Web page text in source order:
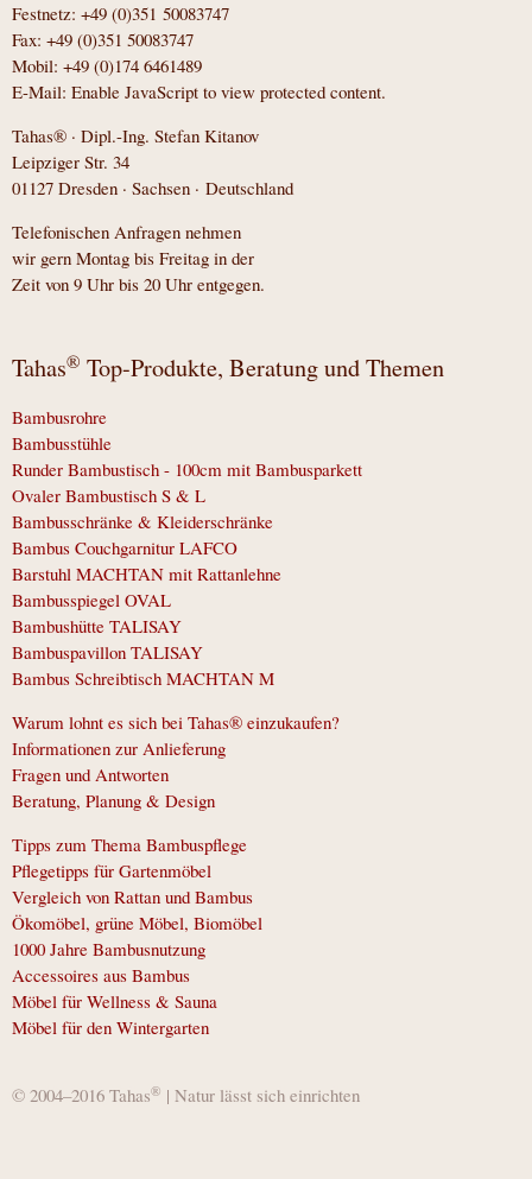
Festnetz: +49 (0)351 50083747
Fax: +49 (0)351 50083747
Mobil: +49 (0)174 6461489
E-Mail: Enable JavaScript to view protected content.
Tahas® · Dipl.-Ing. Stefan Kitanov
Leipziger Str. 34
01127 Dresden · Sachsen · Deutschland
Telefonischen Anfragen nehmen
wir gern Montag bis Freitag in der
Zeit von 9 Uhr bis 20 Uhr entgegen.
Tahas® Top-Produkte, Beratung und Themen
Bambusrohre
Bambusstühle
Runder Bambustisch - 100cm mit Bambusparkett
Ovaler Bambustisch S & L
Bambusschränke & Kleiderschränke
Bambus Couchgarnitur LAFCO
Barstuhl MACHTAN mit Rattanlehne
Bambusspiegel OVAL
Bambushütte TALISAY
Bambuspavillon TALISAY
Bambus Schreibtisch MACHTAN M
Warum lohnt es sich bei Tahas® einzukaufen?
Informationen zur Anlieferung
Fragen und Antworten
Beratung, Planung & Design
Tipps zum Thema Bambuspflege
Pflegetipps für Gartenmöbel
Vergleich von Rattan und Bambus
Ökomöbel, grüne Möbel, Biomöbel
1000 Jahre Bambusnutzung
Accessoires aus Bambus
Möbel für Wellness & Sauna
Möbel für den Wintergarten
© 2004–2016 Tahas® | Natur lässt sich einrichten